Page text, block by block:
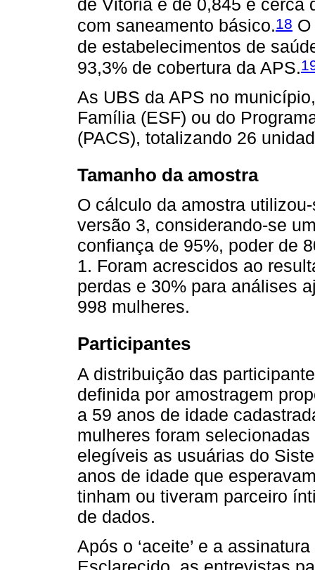
de Vitória é de 0,845 e cerca
com saneamento básico.18
de estabelecimentos de
93,3% de cobertura da APS.
As UBS da APS no
Família (ESF) ou do
(PACS), totalizando 26
Tamanho da amostra
O cálculo da amostra
versão 3, considerando-se
confiança de 95%, poder de
1. Foram acrescidos ao
perdas e 30% para análises
998 mulheres.
Participantes
A distribuição das
definida por amostragem
a 59 anos de idade
mulheres foram
elegíveis as usuárias do
anos de idade que
tinham ou tiveram parceiro
de dados.
Após o ‘aceite’ e a